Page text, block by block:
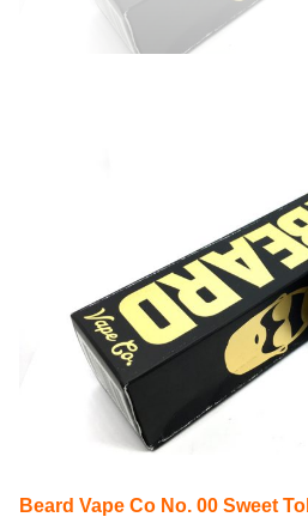
Beard Vape Co No. 00 Sweet